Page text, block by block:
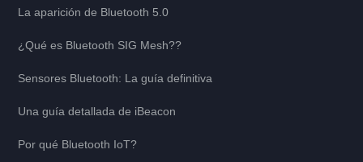
La aparición de Bluetooth 5.0
¿Qué es Bluetooth SIG Mesh??
Sensores Bluetooth: La guía definitiva
Una guía detallada de iBeacon
Por qué Bluetooth IoT?